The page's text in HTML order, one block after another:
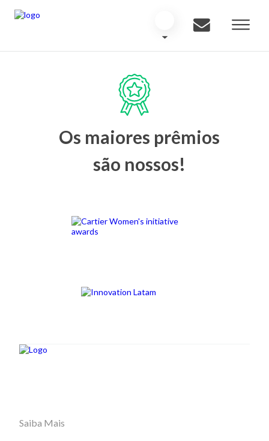
Os maiores prêmios
são nossos!
Saiba Mais